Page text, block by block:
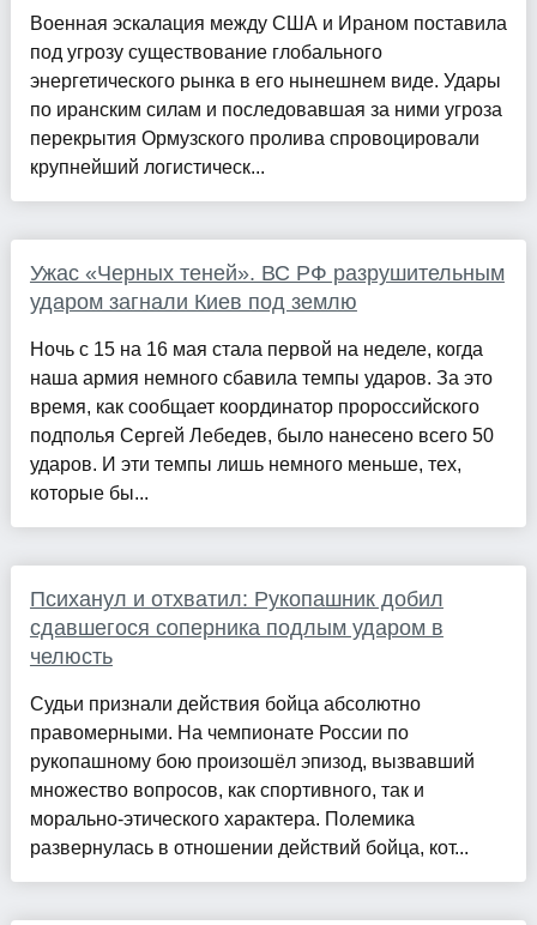
Военная эскалация между США и Ираном поставила
под угрозу существование глобального
энергетического рынка в его нынешнем виде. Удары
по иранским силам и последовавшая за ними угроза
перекрытия Ормузского пролива спровоцировали
крупнейший логистическ...
Ужас «Черных теней». ВС РФ разрушительным
ударом загнали Киев под землю
Ночь с 15 на 16 мая стала первой на неделе, когда
наша армия немного сбавила темпы ударов. За это
время, как сообщает координатор пророссийского
подполья Сергей Лебедев, было нанесено всего 50
ударов. И эти темпы лишь немного меньше, тех,
которые бы...
Психанул и отхватил: Рукопашник добил
сдавшегося соперника подлым ударом в
челюсть
Судьи признали действия бойца абсолютно
правомерными. На чемпионате России по
рукопашному бою произошёл эпизод, вызвавший
множество вопросов, как спортивного, так и
морально-этического характера. Полемика
развернулась в отношении действий бойца, кот...